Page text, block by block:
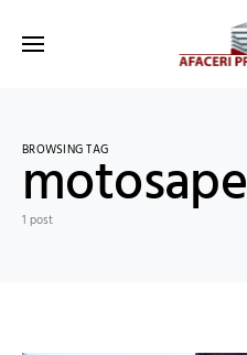
BROWSING TAG
motosape
1 post